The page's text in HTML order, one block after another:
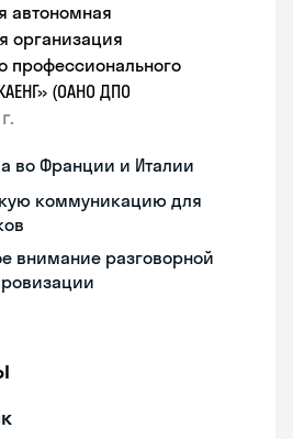
автономная
организация
профессионального
(ОАНО ДПО
во Франции и Италии
коммуникацию для
внимание разговорной